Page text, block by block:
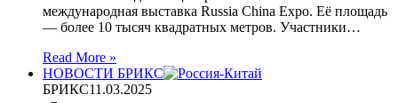
международная выставка Russia China Expo. Её площадь
— более 10 тысяч квадратных метров. Участники…
Read More »
НОВОСТИ БРИКС
БРИКС11.03.2025